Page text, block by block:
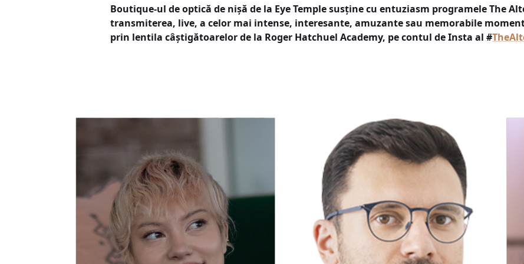
Boutique-ul de optică de nișă de la Eye Temple susține cu entuziasm programele The
transmiterea, live, a celor mai intense, interesante, amuzante sau memorabile
prin lentila câștigătoarelor de la Roger Hatchuel Academy, pe contul de Insta al #